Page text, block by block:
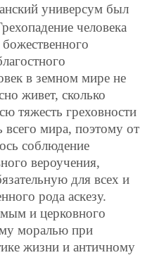
универсум был
человека
в земном мире не
живет, сколько
тяжесть греховности
всего мира, поэтому от
соблюдение
вероучения,
для всех и
рода аскезу.
и церковного
моралью при
жизни и античному